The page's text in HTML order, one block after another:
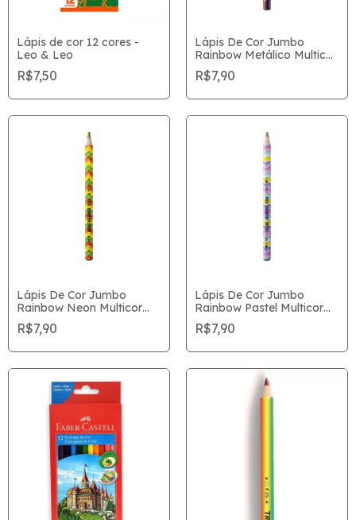
Lápis de cor 12 cores -
Leo & Leo
R$7,50
Lápis De Cor Jumbo
Rainbow Metálico Multicor
Tris Unitário
R$7,90
Lápis De Cor Jumbo
Rainbow Neon Multicor
Tris Unitário
R$7,90
Lápis De Cor Jumbo
Rainbow Pastel Multicor
Tris Unitário
R$7,90